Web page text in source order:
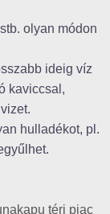
olyan módon
ideig víz
kaviccsal,
hulladékot, pl.
téri piac